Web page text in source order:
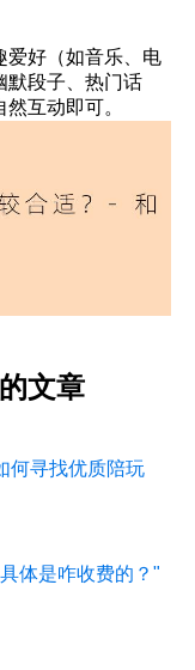
爱好（如音乐、电
默段子、热门话
互动即可。
文章
何寻找优质陪玩
体是咋收费的？"